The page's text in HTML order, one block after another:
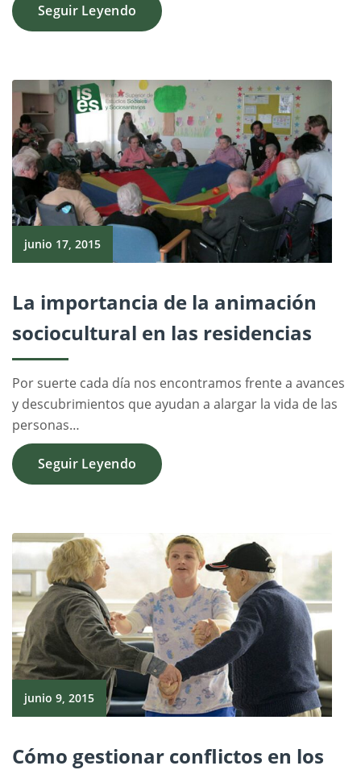
Seguir Leyendo
junio 17, 2015
La importancia de la animación
sociocultural en las residencias
Por suerte cada día nos encontramos frente a avances
y descubrimientos que ayudan a alargar la vida de las
personas…
Seguir Leyendo
junio 9, 2015
Cómo gestionar conflictos en los